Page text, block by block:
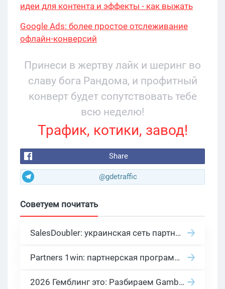
идеи для контента и эффекты - как выжать
Google Ads: более простое отслеживание
офлайн-конверсий
Принеси в жертву лайк и шеринг во
славу бога Рандома, и профитный
конверт будет сопутствовать тебе
всю неделю!
Трафик, котики, завод!
Share
@gdetraffic
Советуем почитать
SalesDoubler: украинская сеть партнерских программ с оплатой за действие
Partners 1win: партнерская программа казино в нише гемблинг арбитраж
2026 Гемблинг это: Разбираем Gambling вертикаль, и все что связано с гемблинг и беттинг офферами